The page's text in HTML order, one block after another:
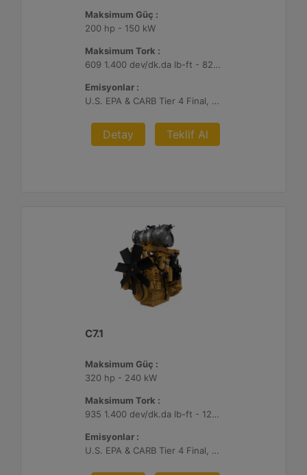
Maksimum Güç :
200 hp - 150 kW
Maksimum Tork :
609 1.400 dev/dk.da lb-ft - 825 1.400 dev/dk.da Nm
Emisyonlar :
U.S. EPA & CARB Tier 4 Final, EU Stage V
Detay Teklif Al
C7.1
Maksimum Güç :
320 hp - 240 kW
Maksimum Tork :
935 1.400 dev/dk.da lb-ft - 1268 1.400 dev/dk.da Nm
Emisyonlar :
U.S. EPA & CARB Tier 4 Final, EU Stage V